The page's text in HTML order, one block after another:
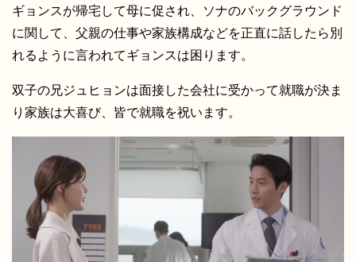
ギョンスが帰宅して母に促され、ソナのバックグラウンド
に関して、父親の仕事や家族構成などを正直に話したら別
れるように言われてギョンスは困ります。
双子の兄ジュヒョンは面接した会社に受かって就職が決ま
り家族は大喜び、皆で就職を祝います。